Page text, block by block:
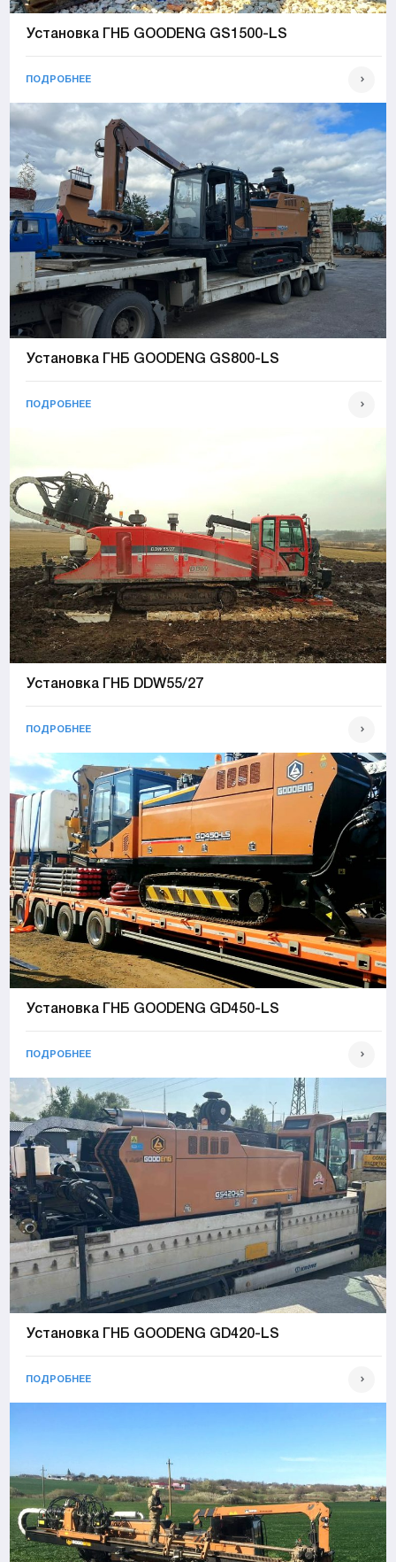
Установка ГНБ GOODENG GS1500-LS
ПОДРОБНЕЕ
Установка ГНБ GOODENG GS800-LS
ПОДРОБНЕЕ
Установка ГНБ DDW55/27
ПОДРОБНЕЕ
Установка ГНБ GOODENG GD450-LS
ПОДРОБНЕЕ
Установка ГНБ GOODENG GD420-LS
ПОДРОБНЕЕ